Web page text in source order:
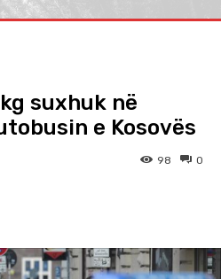
suxhuk në
e Kosovës
0
98